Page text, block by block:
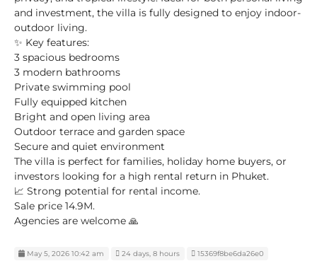
and investment, the villa is fully designed to enjoy indoor-
outdoor living.
✨ Key features:
3 spacious bedrooms
3 modern bathrooms
Private swimming pool
Fully equipped kitchen
Bright and open living area
Outdoor terrace and garden space
Secure and quiet environment
The villa is perfect for families, holiday home buyers, or
investors looking for a high rental return in Phuket.
📈 Strong potential for rental income.
Sale price 14.9M.
Agencies are welcome 🙏
May 5, 2026 10:42 am 24 days, 8 hours 15369f8be6da26e0